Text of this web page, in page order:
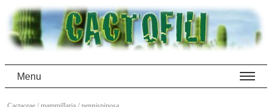
Menu